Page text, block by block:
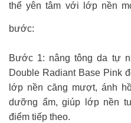
thể yên tâm với lớp nền
bước:
Bước 1: nâng tông da tự
Double Radiant Base Pink
lớp nền căng mượt, ánh
dưỡng ẩm, giúp lớp nền
điểm tiếp theo.